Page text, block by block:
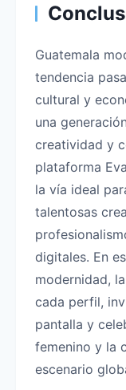
Guatemala
tendencia
cultural y
una
creatividad y
plataforma
la vía ideal
talentosas
digitales. En
modernidad,
cada perfil,
pantalla y
femenino y la
escenario